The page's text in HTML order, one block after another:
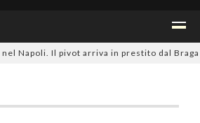
Napoli. Il pivot arriva in prestito dal Braga